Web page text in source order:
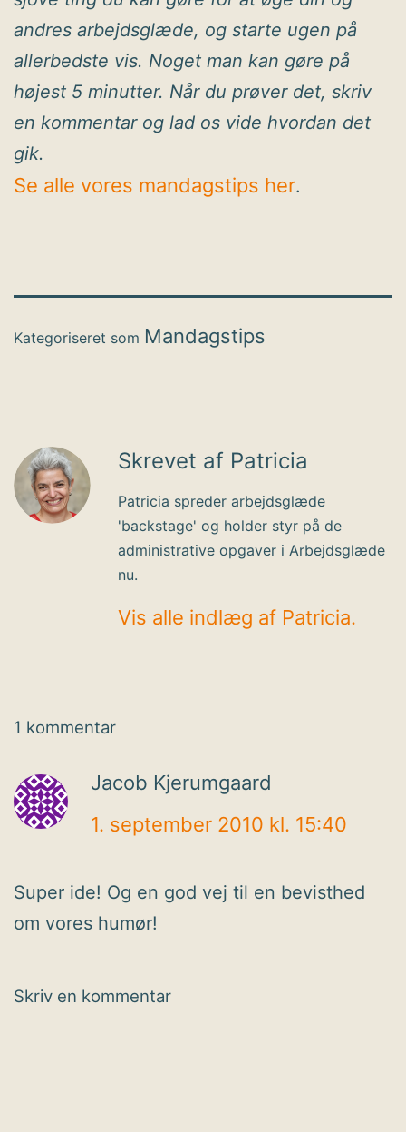
andres arbejdsglæde, og starte ugen på
allerbedste vis. Noget man kan gøre på
højest 5 minutter. Når du prøver det, skriv
en kommentar og lad os vide hvordan det
gik.
Se alle vores mandagstips her.
Kategoriseret som Mandagstips
Skrevet af Patricia
Patricia spreder arbejdsglæde
'backstage' og holder styr på de
administrative opgaver i Arbejdsglæde
nu.
Vis alle indlæg af Patricia.
1 kommentar
Jacob Kjerumgaard
1. september 2010 kl. 15:40
Super ide! Og en god vej til en bevisthed
om vores humør!
Skriv en kommentar